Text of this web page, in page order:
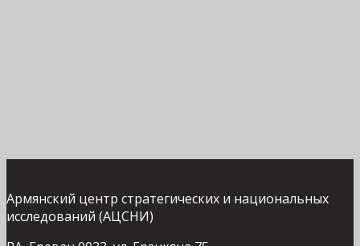
Армянский центр стратегических и национальных
исследований (АЦСНИ)